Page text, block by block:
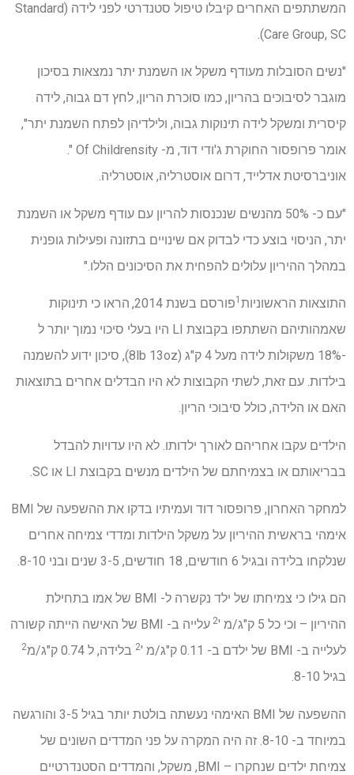
המשתתפים האחרים קיבלו טיפול סטנדרטי לפני לידה (Standard
Care Group, SC).
"נשים הסובלות מעודף משקל או השמנת יתר נמצאות בסיכון
מוגבר לסיבוכים בהריון, כמו סוכרת הריון, לחץ דם גבוה, לידה
קיסרית ומשקל לידה תינוקות גבוה, ולילדיהן לפתח השמנת יתר",
אומר פרופסור החוקרת ג'ודי דוד, מ- Of Childrensity ".
אוניברסיטת אדלייד, דרום אוסטרליה, אוסטרליה.
"עם כ- 50% מהנשים שנכנסות להריון עם עודף משקל או השמנת
יתר, הניסוי בוצע כדי לבדוק אם שינויים בתזונה ופעילות גופנית
במהלך ההיריון עלולים להפחית את הסיכונים הללו."
התוצאות הראשוניות 1פורסם בשנת 2014,
הראו כי תינוקות
שאמהותיהם השתתפו בקבוצת LI היו בעלי סיכוי נמוך יותר ל
-18% משקולות לידה מעל 4 ק"ג (8lb 13oz), סיכון ידוע להשמנה
בילדות. עם זאת, לשתי הקבוצות לא היו הבדלים אחרים בתוצאות
האם או הלידה, כולל סיבוכי הריון.
הילדים עקבו אחריהם לאורך ילדותו. לא היו עדויות להבדל
בבריאותם או בצמיחתם של הילדים מנשים בקבוצת LI או SC.
למחקר האחרון, פרופסור דוד ועמיתיו בדקו את ההשפעה של BMI
אימהי בראשית ההיריון על משקל הילדות ומדדי צמיחה אחרים
שנלקחו בלידה ובגיל 6 חודשים, 18 חודשים, 3-5 שנים ובני 8-10.
הם גילו כי צמיחתו של ילד נקשרה ל- BMI של אמו בתחילת
ההיריון – וכי כל 5 ק"ג/מ '
2
עלייה ב- BMI של האישה הייתה קשורה
לעלייה ב- BMI של ילדם ב- 0.11 ק"ג/מ '
2 בלידה, ל 0.74 ק"ג/מ 2
בגיל 8-10.
ההשפעה של BMI האימהי נעשתה בולטת יותר בגיל 3-5 והורגשה
במיוחד ב- 8-10. זה היה המקרה על פני המדדים השונים של
צמיחת ילדים שנחקרו – BMI, משקל, והמדדים הסטנדרטיים